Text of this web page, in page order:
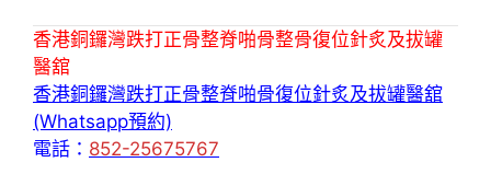
香港銅鑼灣跌打正骨整脊啪骨整骨復位針炙及拔罐
醫舘
香港銅鑼灣跌打正骨整脊啪骨復位針炙及拔罐醫舘
(Whatsapp預約)
電話： 852-25675767